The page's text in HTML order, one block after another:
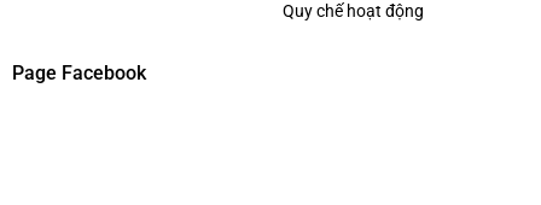
Quy chế hoạt động
Page Facebook